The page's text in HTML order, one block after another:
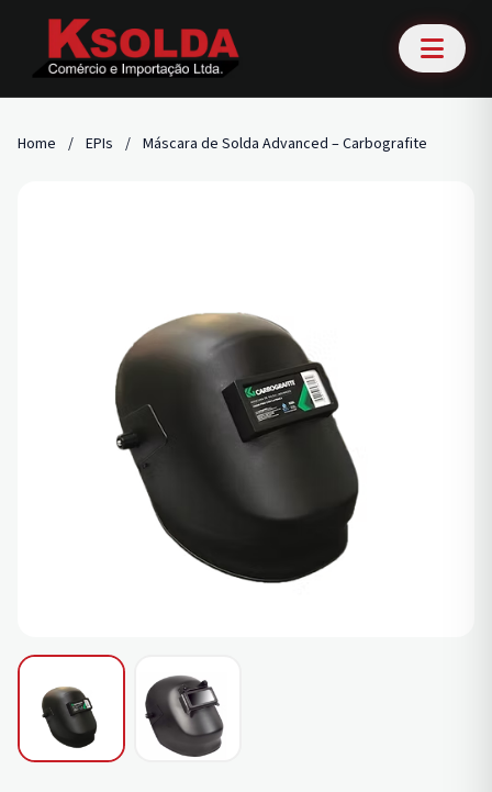
Home / EPIs / Máscara de Solda Advanced – Carbografite